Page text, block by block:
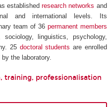
establishedresearch networks and
and international levels. Its
team of 36 permanent members
linguistics, psychology,
25 doctoral students are enrolled
the laboratory.
training, professionalisation